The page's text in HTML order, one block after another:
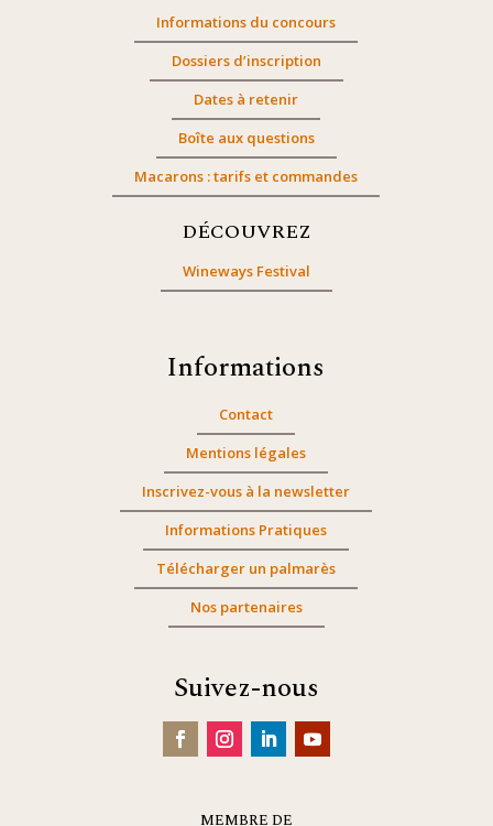
Informations du concours
Dossiers d’inscription
Dates à retenir
Boîte aux questions
Macarons : tarifs et commandes
DÉCOUVREZ
Wineways Festival
Informations
Contact
Mentions légales
Inscrivez-vous à la newsletter
Informations Pratiques
Télécharger un palmarès
Nos partenaires
Suivez-nous
MEMBRE DE